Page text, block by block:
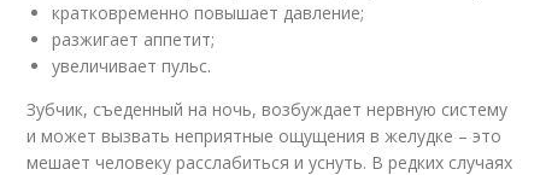
кратковременно повышает давление;
разжигает аппетит;
увеличивает пульс.
Зубчик, съеденный на ночь, возбуждает нервную систему
и может вызвать неприятные ощущения в желудке – это
мешает человеку расслабиться и уснуть. В редких случаях